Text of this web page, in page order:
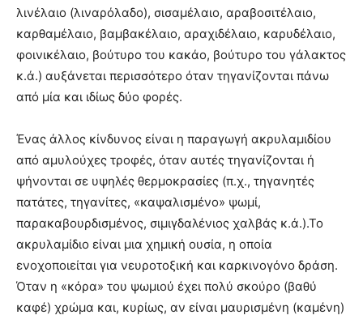
λινέλαιο (λιναρόλαδο), σισαμέλαιο, αραβοσιτέλαιο,
καρθαμέλαιο, βαμβακέλαιο, αραχιδέλαιο, καρυδέλαιο,
φοινικέλαιο, βούτυρο του κακάο, βούτυρο του γάλακτος
κ.ά.) αυξάνεται περισσότερο όταν τηγανίζονται πάνω
από μία και ιδίως δύο φορές.
Ένας άλλος κίνδυνος είναι η παραγωγή ακρυλαμιδίου
από αμυλούχες τροφές, όταν αυτές τηγανίζονται ή
ψήνονται σε υψηλές θερμοκρασίες (π.χ., τηγανητές
πατάτες, τηγανίτες, «καψαλισμένο» ψωμί,
παρακαβουρδισμένος, σιμιγδαλένιος χαλβάς κ.ά.).Το
ακρυλαμίδιο είναι μια χημική ουσία, η οποία
ενοχοποιείται για νευροτοξική και καρκινογόνο δράση.
Όταν η «κόρα» του ψωμιού έχει πολύ σκούρο (βαθύ
καφέ) χρώμα και, κυρίως, αν είναι μαυρισμένη (καμένη)